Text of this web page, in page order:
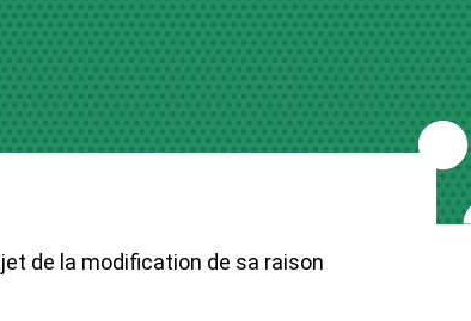
de la modification de sa raison